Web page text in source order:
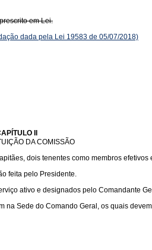
em Lei.
dada pela Lei 19583 de 05/07/2018)
II
DA COMISSÃO
dois tenentes como membros efetivos
feita pelo Presidente.
ativo e designados pelo Comandante
Sede do Comando Geral, os quais